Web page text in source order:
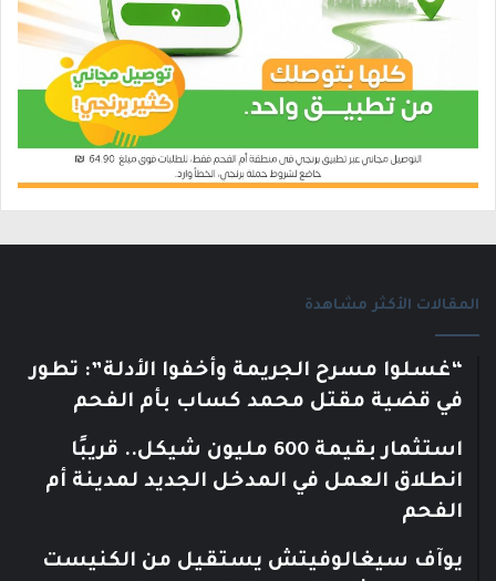
المقالات الأكثر مشاهدة
“غسلوا مسرح الجريمة وأخفوا الأدلة”: تطور
في قضية مقتل محمد كساب بأم الفحم
استثمار بقيمة 600 مليون شيكل.. قريبًا
انطلاق العمل في المدخل الجديد لمدينة أم
الفحم
يوآف سيغالوفيتش يستقيل من الكنيست